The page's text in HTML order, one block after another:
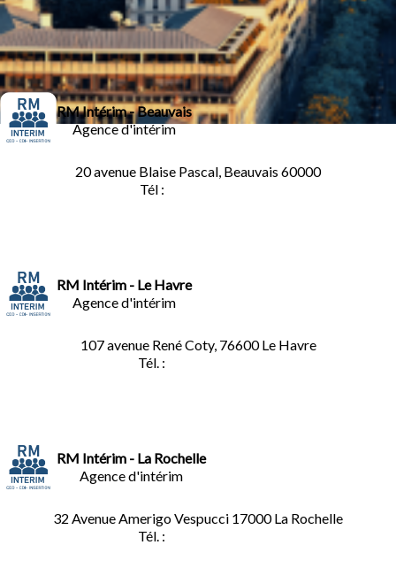
RM Intérim - Beauvais
Agence d'intérim
20 avenue Blaise Pascal, Beauvais 60000
Tél :
RM Intérim - Le Havre
Agence d'intérim
107 avenue René Coty, 76600 Le Havre
Tél. :
RM Intérim - La Rochelle
Agence d'intérim
32 Avenue Amerigo Vespucci 17000 La Rochelle
Tél. :